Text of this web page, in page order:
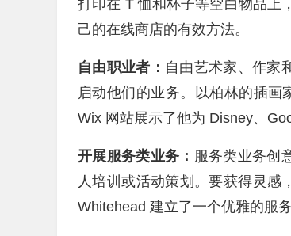
打印在 T 恤和杯子等空白物品上
己的在线商店的有效方法。
自由职业者： 自由艺术家 、作家
启动他们的业务。以柏林的插画
Wix 网站展示了他为 Disney、
开展服务类业务 ： 服务类业务创
人培训或活动策划。要获得灵感
Whitehead 建立了一个优雅的服